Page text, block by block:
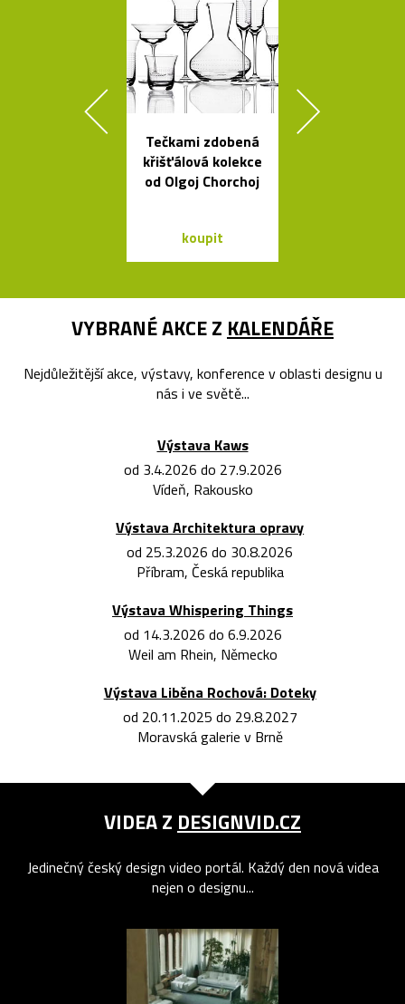
Tečkami zdobená
křišťálová kolekce
od Olgoj Chorchoj
koupit
VYBRANÉ AKCE Z KALENDÁŘE
Nejdůležitější akce, výstavy, konference v oblasti designu u
nás i ve světě...
Výstava Kaws
od 3.4.2026 do 27.9.2026
Vídeň, Rakousko
Výstava Architektura opravy
od 25.3.2026 do 30.8.2026
Příbram, Česká republika
Výstava Whispering Things
od 14.3.2026 do 6.9.2026
Weil am Rhein, Německo
Výstava Liběna Rochová: Doteky
od 20.11.2025 do 29.8.2027
Moravská galerie v Brně
VIDEA Z DESIGNVID.CZ
Jedinečný český design video portál. Každý den nová videa
nejen o designu...